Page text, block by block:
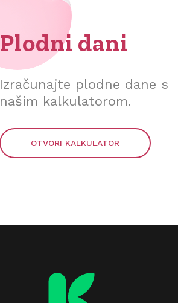
Plodni dani
Izračunajte plodne dane s
našim kalkulatorom.
OTVORI KALKULATOR